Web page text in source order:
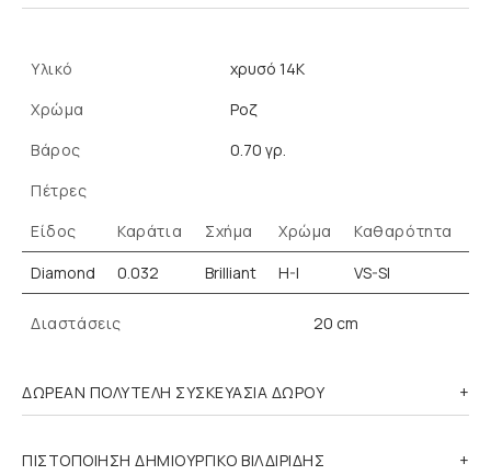
Υλικό
χρυσό 14K
Χρώμα
Ροζ
Βάρος
0.70 γρ.
Πέτρες
Είδος
Καράτια Σχήμα Χρώμα
Καθαρότητα
Diamond
0.032 Brilliant H-I VS-SI
Διαστάσεις 20 cm
ΔΩΡΕΑΝ ΠΟΛΥΤΕΛΗ ΣΥΣΚΕΥΑΣΙΑ ΔΩΡΟΥ
ΠΙΣΤΟΠΟΙΗΣΗ ΔΗΜΙΟΥΡΓΙΚΟ ΒΙΛΔΙΡΙΔΗΣ